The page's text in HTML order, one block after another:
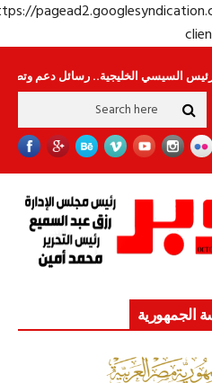
https://
الخليجية.. رسائل دعم وتضامن